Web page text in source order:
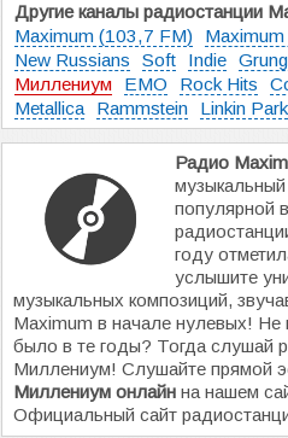
Другие каналы радиостанции
Maximum (103,7 FM)
New Russians
Soft Indie
Миллениум
EMO Rock Hits
Metallica
Rammstein Linkin Park
Радио
музыкальный
популярной
году
услышите
музыкальных композиций,
Maximum в начале нулевых! Не
было в те годы? Тогда слушай
Миллениум! Слушайте прямой
Миллениум онлайн на нашем
Официальный сайт